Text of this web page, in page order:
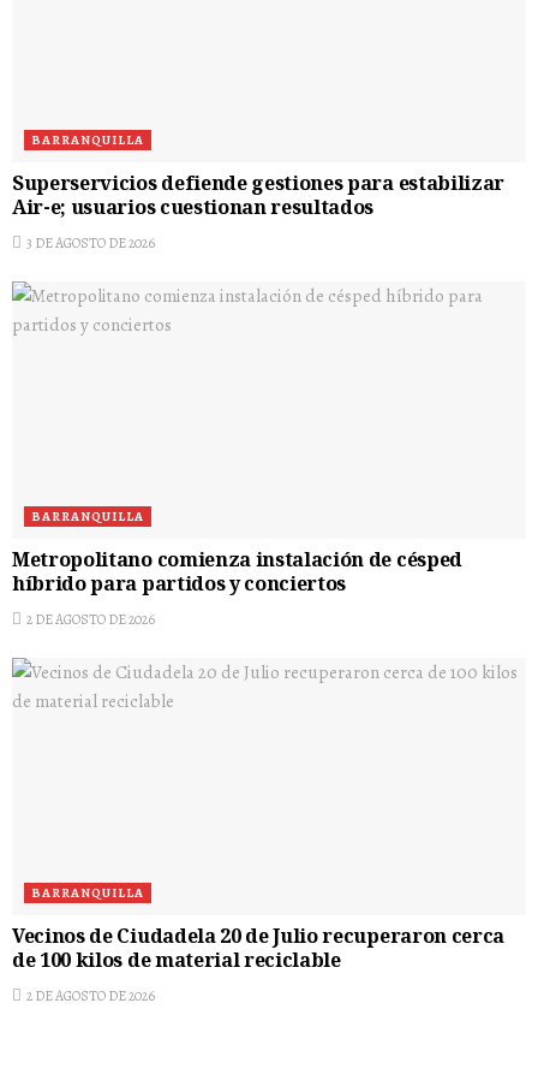
BARRANQUILLA
Superservicios defiende gestiones para estabilizar
Air-e; usuarios cuestionan resultados
3 DE AGOSTO DE 2026
BARRANQUILLA
Metropolitano comienza instalación de césped
híbrido para partidos y conciertos
2 DE AGOSTO DE 2026
BARRANQUILLA
Vecinos de Ciudadela 20 de Julio recuperaron cerca
de 100 kilos de material reciclable
2 DE AGOSTO DE 2026